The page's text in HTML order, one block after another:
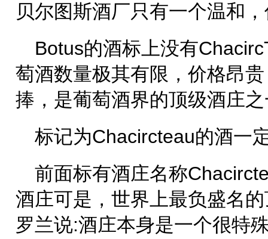
贝尔图斯酒厂只有一个温和
Botus的酒标上没有
萄酒数量极其有限，价格昂
捧，是葡萄酒界的顶级酒庄
标记为Chacircteau的酒一
前面标有酒庄名称
酒庄可是，世界上最负盛名
罗兰说:酒庄本身是一个很特